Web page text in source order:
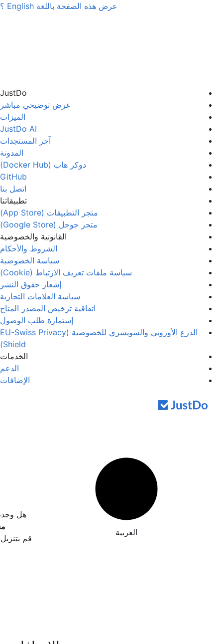
عرض هذه الصفحة باللغة English ؟
JustDo
عرض توضيحي مباشر
الميزات
JustDo AI
آخر المستجدات
المدونة
دوكر هاب (Docker Hub)
GitHub
اتصل بنا
تطبيقاتنا
متجر التطبيقات (App Store)
متجر جوجل (Google Store)
القانونية والخصوصية
الشروط والأحكام
سياسة الخصوصية
سياسة ملفات تعريف الارتباط (Cookie)
إشعار حقوق النشر
سياسة العلامات التجارية
اتفاقية ترخيص المصدر المتاح
إستمارة طلب الوصول
الدرع الأوروبي والسويسري للخصوصية (EU-Swiss Privacy
Shield)
الخدمات
الدعم
الإضافات
العربية
هل
قم